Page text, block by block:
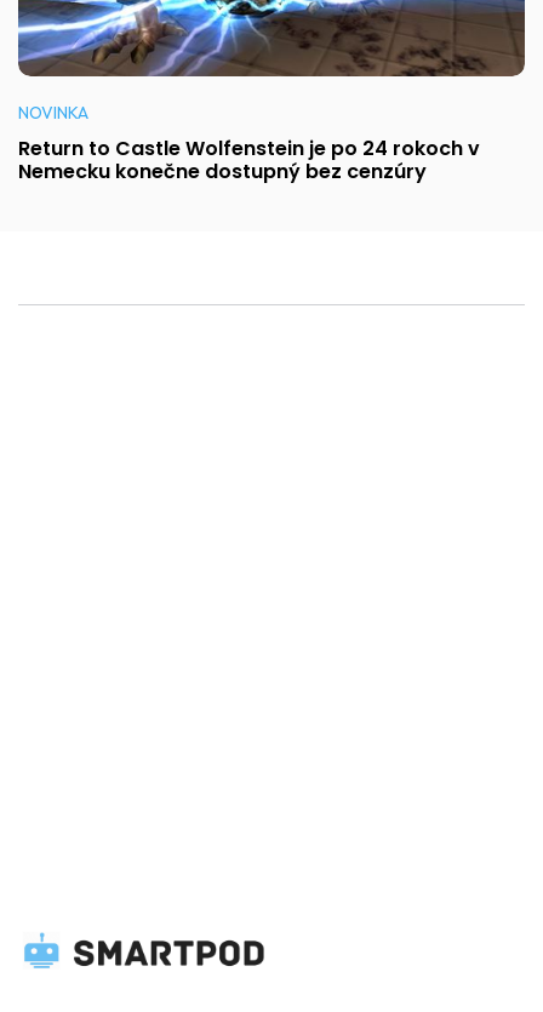
NOVINKA
Return to Castle Wolfenstein je po 24 rokoch v
Nemecku konečne dostupný bez cenzúry